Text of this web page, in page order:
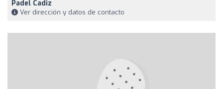
Padel Cadiz
Ver dirección y datos de contacto